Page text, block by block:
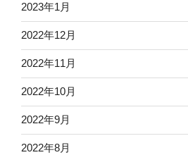
2023年1月
2022年12月
2022年11月
2022年10月
2022年9月
2022年8月